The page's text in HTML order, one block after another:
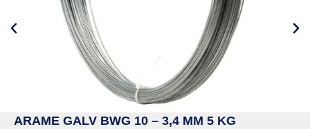
ARAME GALV BWG 10 – 3,4 MM 5 KG